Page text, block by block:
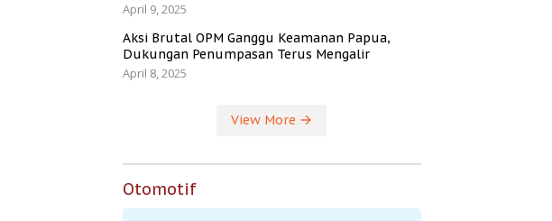
April 9, 2025
Aksi Brutal OPM Ganggu Keamanan Papua,
Dukungan Penumpasan Terus Mengalir
April 8, 2025
View More
Otomotif